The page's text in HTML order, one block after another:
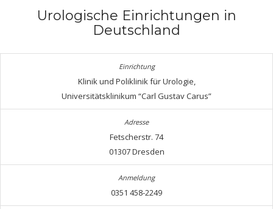
Urologische Einrichtungen in
Deutschland
Klinik und Poliklinik für Urologie,
Universitätsklinikum “Carl Gustav Carus”
Fetscherstr. 74
01307 Dresden
0351 458-2249